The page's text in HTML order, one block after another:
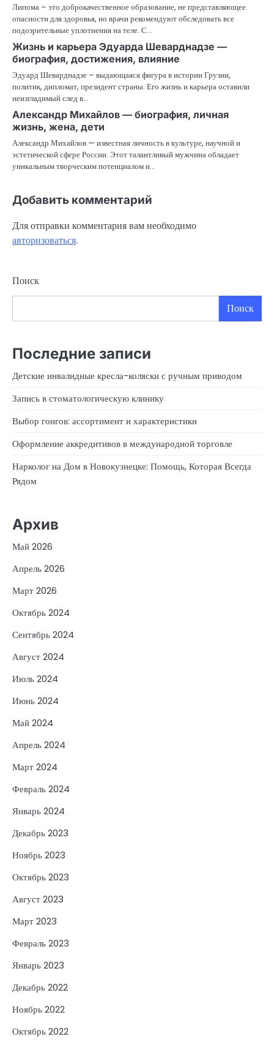
Липома – это доброкачественное образование, не представляющее
опасности для здоровья, но врачи рекомендуют обследовать все
подозрительные уплотнения на теле. С…
Жизнь и карьера Эдуарда Шеварднадзе —
биография, достижения, влияние
Эдуард Шеварднадзе – выдающаяся фигура в истории Грузии,
политик, дипломат, президент страны. Его жизнь и карьера оставили
неизгладимый след в…
Александр Михайлов — биография, личная
жизнь, жена, дети
Александр Михайлов — известная личность в культуре, научной и
эстетической сфере России. Этот талантливый мужчина обладает
уникальным творческим потенциалом и…
Добавить комментарий
Для отправки комментария вам необходимо
авторизоваться.
Поиск
Поиск
Последние записи
Детские инвалидные кресла-коляски с ручным приводом
Запись в стоматологическую клинику
Выбор гонгов: ассортимент и характеристики
Оформление аккредитивов в международной торговле
Нарколог на Дом в Новокузнецке: Помощь, Которая Всегда
Рядом
Архив
Май 2026
Апрель 2026
Март 2026
Октябрь 2024
Сентябрь 2024
Август 2024
Июль 2024
Июнь 2024
Май 2024
Апрель 2024
Март 2024
Февраль 2024
Январь 2024
Декабрь 2023
Ноябрь 2023
Октябрь 2023
Август 2023
Март 2023
Февраль 2023
Январь 2023
Декабрь 2022
Ноябрь 2022
Октябрь 2022